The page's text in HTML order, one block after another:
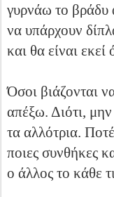
γυρνάω το βράδυ
να υπάρχουν
και θα είναι εκεί
Όσοι βιάζονται
απέξω. Διότι, μην
τα αλλότρια.
ποιες συνθήκες
ο άλλος το κάθε